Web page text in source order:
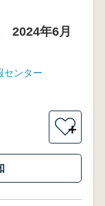
2024年6月
センター
＋